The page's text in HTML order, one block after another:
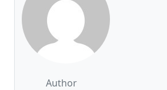
Author